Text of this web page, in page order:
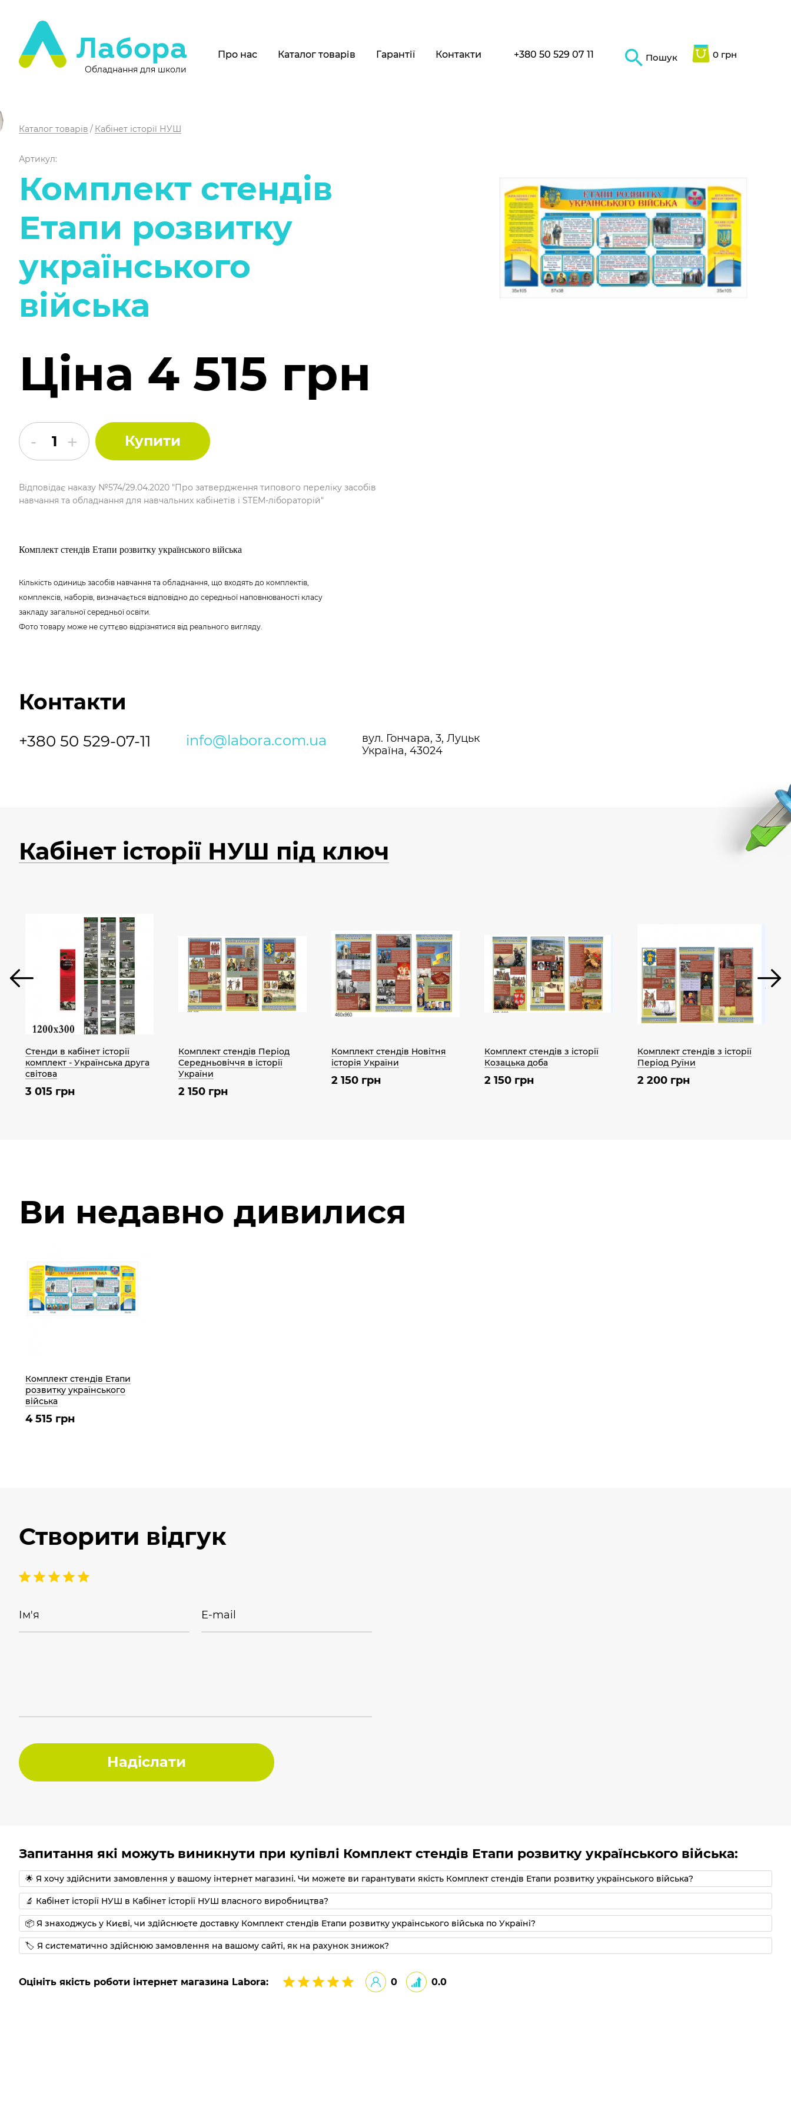
Обладнання для школи
Про нас Каталог товарів Гарантії Контакти +380 50 529 07 11 Пошук 0 грн
Каталог товарів Кабінет історії НУШ
Артикул:
Комплект стендів
Етапи розвитку
українського
війська
Ціна 4 515 грн
Купити
Відповідає наказу №574/29.04.2020 "Про затвердження типового переліку засобів
навчання та обладнання для навчальних кабінетів і STEM-лібораторій"
Комплект стендів Етапи розвитку українського війська
Кількість одиниць засобів навчання та обладнання, що входять до комплектів,
комплексів, наборів, визначається відповідно до середньої наповнюваності класу
закладу загальної середньої освіти.
Фото товару може не суттєво відрізнятися від реального вигляду.
Контакти
+380 50 529-07-11 info@labora.com.ua
вул. Гончара, 3, Луцьк
Україна, 43024
Кабінет історії НУШ під ключ
Стенди в кабінет історії
комплект - Українська друга
світова
3 015 грн
Комплект стендів Період
Середньовіччя в історії
України
2 150 грн
Комплект стендів Новітня
історія України
2 150 грн
Комплект стендів з історії
Козацька доба
2 150 грн
Комплект стендів з історії
Період Руїни
2 200 грн
Ви недавно дивилися
Комплект стендів Етапи
розвитку українського
війська
4 515 грн
Створити відгук
Ім'я E-mail
Надіслати
Запитання які можуть виникнути при купівлі Комплект стендів Етапи розвитку українського війська:
🌟 Я хочу здійснити замовлення у вашому інтернет магазині. Чи можете ви гарантувати якість Комплект стендів Етапи розвитку українського війська?
🔬 Кабінет історії НУШ в Кабінет історії НУШ власного виробництва?
📦 Я знаходжусь у Києві, чи здійснюєте доставку Комплект стендів Етапи розвитку українського війська по Україні?
🏷 Я систематично здійснюю замовлення на вашому сайті, як на рахунок знижок?
Оцініть якість роботи інтернет магазина Labora: 0 0.0